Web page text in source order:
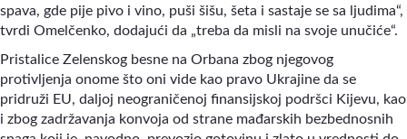
spava, gde pije pivo i vino, puši šišu, šeta i sastaje se sa ljudima“,
tvrdi Omelčenko, dodajući da „treba da misli na svoje unučiće“.
Pristalice Zelenskog besne na Orbana zbog njegovog
protivljenja onome što oni vide kao pravo Ukrajine da se
pridruži EU, daljoj neograničenoj finansijskoj podršci Kijevu, kao
i zbog zadržavanja konvoja od strane mađarskih bezbednosnih